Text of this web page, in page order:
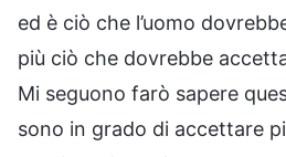
ed è ciò che l’uomo
più ciò che dovrebbe
Mi seguono farò sapere
sono in grado di accettare